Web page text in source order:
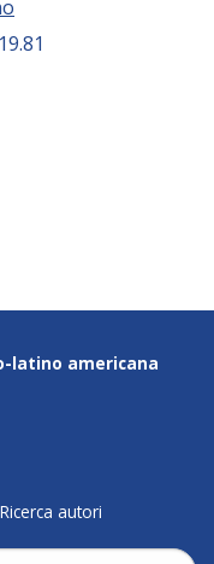
latino americana
Ricerca autori